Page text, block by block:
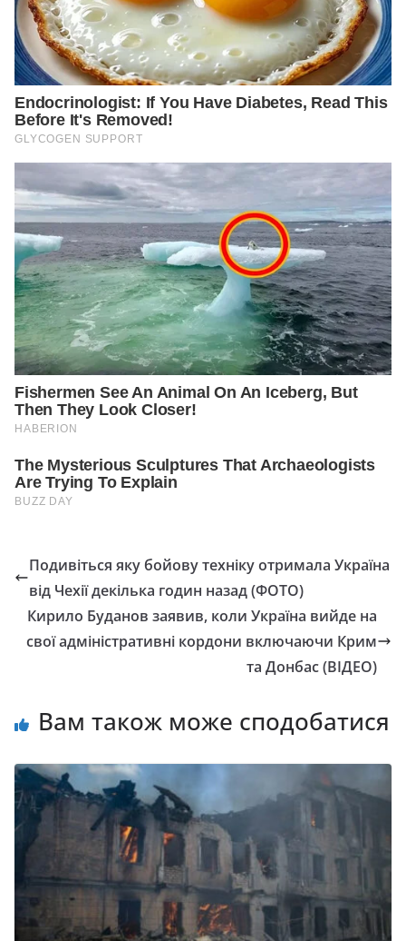
Подивіться яку бойову техніку отримала Україна
від Чехії декілька годин назад (ФОТО)
Кирило Буданов заявив, коли Україна вийде на
свої адміністративні кордони включаючи Крим
та Донбас (ВІДЕО)
Вам також може сподобатися